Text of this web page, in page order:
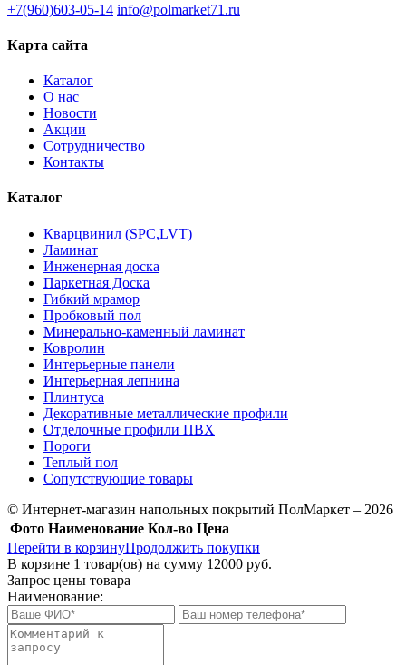
+7(960)603-05-14 info@polmarket71.ru
Карта сайта
Каталог
О нас
Новости
Акции
Сотрудничество
Контакты
Каталог
Кварцвинил (SPC,LVT)
Ламинат
Инженерная доска
Паркетная Доска
Гибкий мрамор
Пробковый пол
Минерально-каменный ламинат
Ковролин
Интерьерные панели
Интерьерная лепнина
Плинтуса
Декоративные металлические профили
Отделочные профили ПВХ
Пороги
Теплый пол
Сопутствующие товары
© Интернет-магазин напольных покрытий ПолМаркет – 2026
Фото Наименование Кол-во Цена
Перейти в корзинуПродолжить покупки
В корзине 1 товар(ов) на сумму 12000 руб.
Запрос цены товара
Наименование: